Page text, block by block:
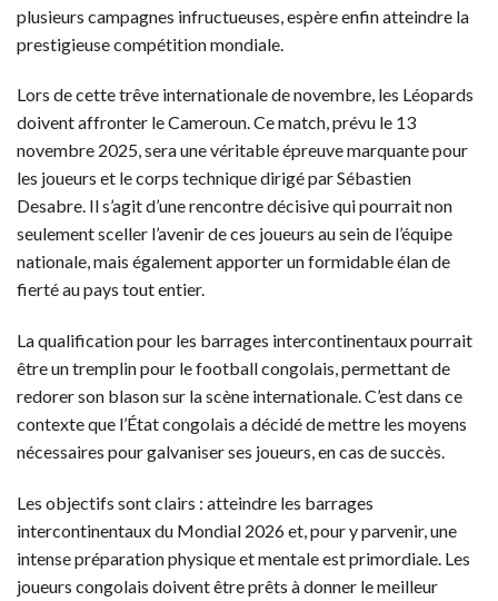
plusieurs campagnes infructueuses, espère enfin atteindre la
prestigieuse compétition mondiale.
Lors de cette trêve internationale de novembre, les Léopards
doivent affronter le Cameroun. Ce match, prévu le 13
novembre 2025, sera une véritable épreuve marquante pour
les joueurs et le corps technique dirigé par Sébastien
Desabre. Il s’agit d’une rencontre décisive qui pourrait non
seulement sceller l’avenir de ces joueurs au sein de l’équipe
nationale, mais également apporter un formidable élan de
fierté au pays tout entier.
La qualification pour les barrages intercontinentaux pourrait
être un tremplin pour le football congolais, permettant de
redorer son blason sur la scène internationale. C’est dans ce
contexte que l’État congolais a décidé de mettre les moyens
nécessaires pour galvaniser ses joueurs, en cas de succès.
Les objectifs sont clairs : atteindre les barrages
intercontinentaux du Mondial 2026 et, pour y parvenir, une
intense préparation physique et mentale est primordiale. Les
joueurs congolais doivent être prêts à donner le meilleur